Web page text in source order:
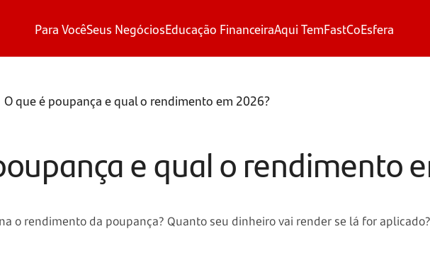
Para VocêSeus NegóciosEducação FinanceiraAqui TemFastCoEsfera
O que é poupança e qual o rendimento em 2026?
e qual o rendimento
o rendimento da poupança? Quanto seu dinheiro vai render se lá for